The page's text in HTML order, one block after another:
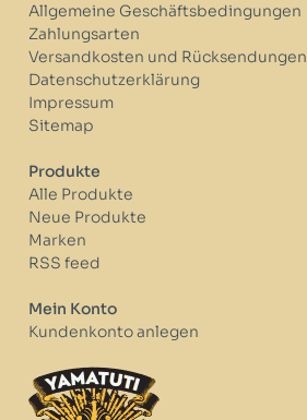
Allgemeine Geschäftsbedingungen
Zahlungsarten
Versandkosten und Rücksendungen
Datenschutzerklärung
Impressum
Sitemap
Produkte
Alle Produkte
Neue Produkte
Marken
RSS feed
Mein Konto
Kundenkonto anlegen